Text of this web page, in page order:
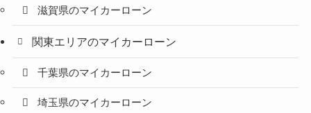
滋賀県のマイカーローン
関東エリアのマイカーローン
千葉県のマイカーローン
埼玉県のマイカーローン